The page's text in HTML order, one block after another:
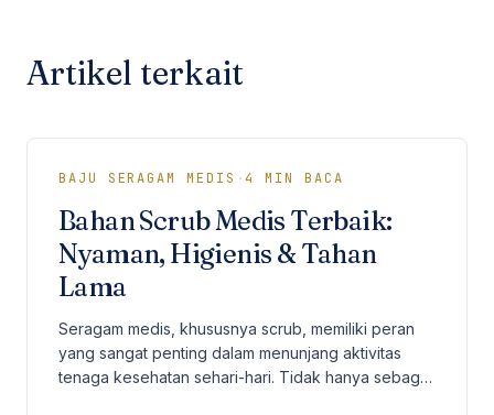
Artikel terkait
BAJU SERAGAM MEDIS ·4 MIN BACA
Bahan Scrub Medis Terbaik:
Nyaman, Higienis & Tahan
Lama
Seragam medis, khususnya scrub, memiliki peran
yang sangat penting dalam menunjang aktivitas
tenaga kesehatan sehari-hari. Tidak hanya sebagai